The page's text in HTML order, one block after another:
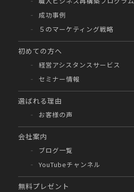
成功事例
５のマーケティング戦略
初めての方へ
経営アシスタンスサービス
セミナー情報
選ばれる理由
お客様の声
会社案内
ブログ一覧
YouTubeチャンネル
無料プレゼント